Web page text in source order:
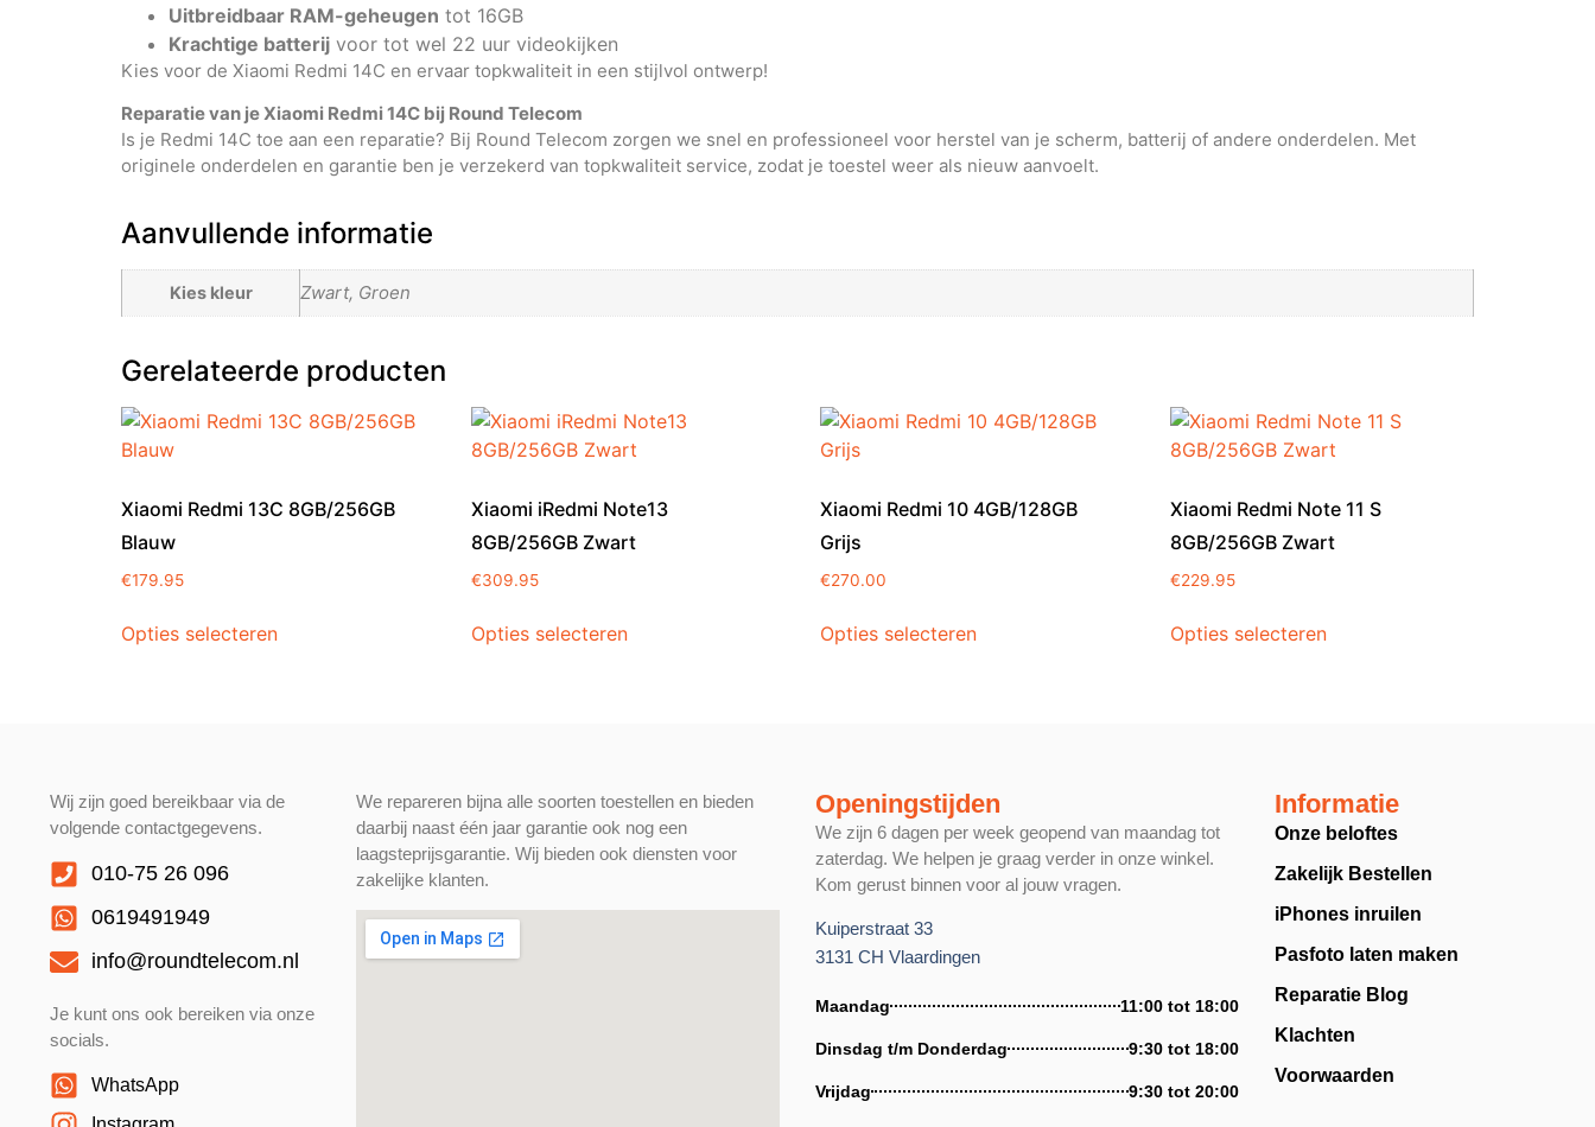
Uitbreidbaar RAM-geheugen tot 16GB
Krachtige batterij voor tot wel 22 uur videokijken
Kies voor de Xiaomi Redmi 14C en ervaar topkwaliteit in een stijlvol ontwerp!
Reparatie van je Xiaomi Redmi 14C bij Round Telecom
Is je Redmi 14C toe aan een reparatie? Bij Round Telecom zorgen we snel en professioneel voor herstel van je scherm, batterij of andere onderdelen. Met
originele onderdelen en garantie ben je verzekerd van topkwaliteit service, zodat je toestel weer als nieuw aanvoelt.
Aanvullende informatie
Kies kleur Zwart, Groen
Gerelateerde producten
Xiaomi Redmi 13C 8GB/256GB
Blauw
€179.95
Opties selecteren
Xiaomi iRedmi Note13
8GB/256GB Zwart
€309.95
Opties selecteren
Xiaomi Redmi 10 4GB/128GB
Grijs
€270.00
Opties selecteren
Xiaomi Redmi Note 11 S
8GB/256GB Zwart
€229.95
Opties selecteren
Wij zijn goed bereikbaar via de
volgende contactgegevens.
010-75 26 096
0619491949
info@roundtelecom.nl
Je kunt ons ook bereiken via onze
socials.
WhatsApp
We repareren bijna alle soorten toestellen en bieden
daarbij naast één jaar garantie ook nog een
laagsteprijsgarantie. Wij bieden ook diensten voor
zakelijke klanten.
Openingstijden
We zijn 6 dagen per week geopend van maandag tot
zaterdag. We helpen je graag verder in onze winkel.
Kom gerust binnen voor al jouw vragen.
Kuiperstraat 33
3131 CH Vlaardingen
Maandag 11:00 tot 18:00
Dinsdag t/m Donderdag 9:30 tot 18:00
Vrijdag 9:30 tot 20:00
Informatie
Onze beloftes
Zakelijk Bestellen
iPhones inruilen
Pasfoto laten maken
Reparatie Blog
Klachten
Voorwaarden